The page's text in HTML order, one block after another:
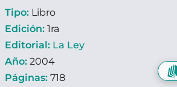
derecho-deber de información. Las
La regulación de la publicidad. La
daños. El acceso a la
administrativa del consumidor. La
del consumidor. Jurisprudencia.
Tipo: Libro
Edición: 1ra
Editorial: La Ley
Año: 2004
Páginas: 718